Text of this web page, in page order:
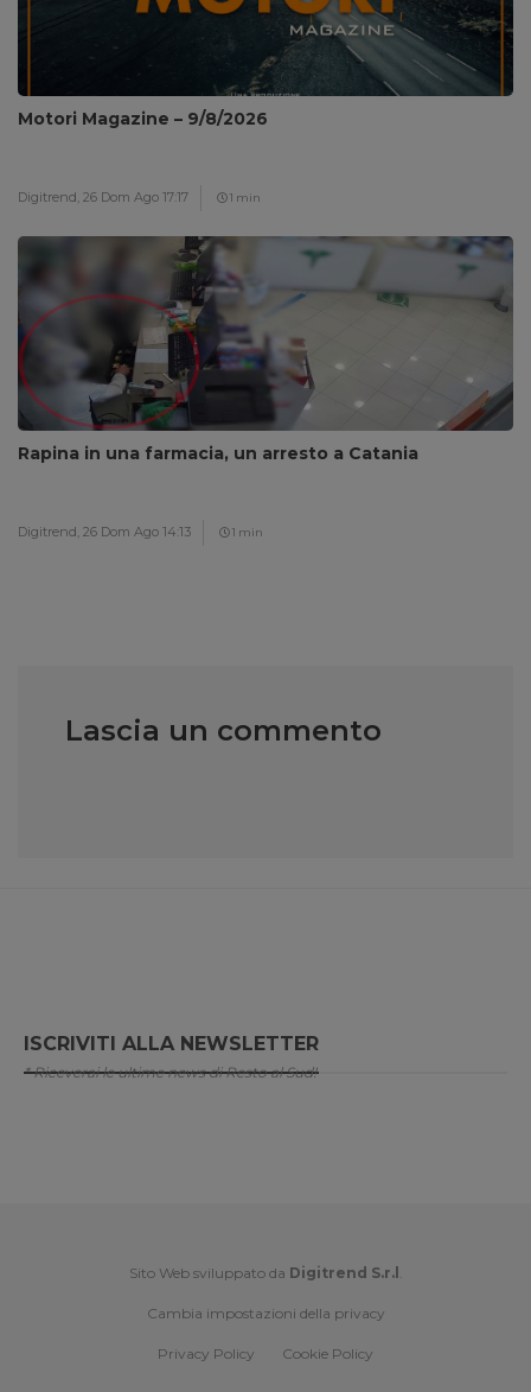
Motori Magazine – 9/8/2026
Digitrend, 26 Dom Ago 17:17 1 min
Rapina in una farmacia, un arresto a Catania
Digitrend, 26 Dom Ago 14:13 1 min
Lascia un commento
ISCRIVITI ALLA NEWSLETTER
* Riceverai le ultime news di Resto al Sud!
Sito Web sviluppato da Digitrend S.r.l .
Cambia impostazioni della privacy
Privacy Policy Cookie Policy